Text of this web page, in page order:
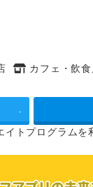
タグ
カフェ・飲
-
イトプログラムを